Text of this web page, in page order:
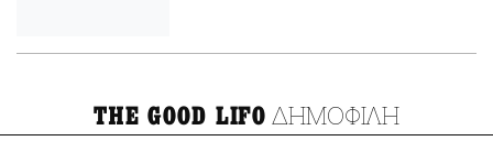
THE GOOD LIFO ΔΗΜΟΦΙΛΗ